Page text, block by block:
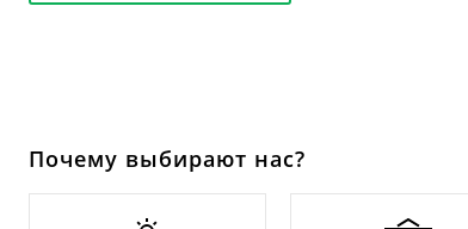
Почему выбирают нас?